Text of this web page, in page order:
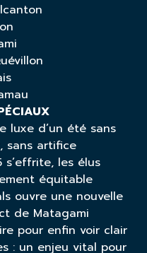
luxe d’un été sans
sans artifice
s’effrite, les élus
équitable
ouvre une nouvelle
de Matagami
pour enfin voir clair
: un enjeu vital pour